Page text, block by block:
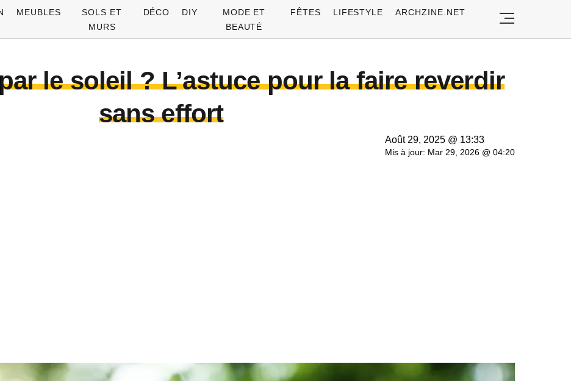
MEUBLES
SOLS ET
MURS
DÉCO DIY
MODE ET
BEAUTÉ
FÊTES LIFESTYLE ARCHZINE.NET
le soleil ? L’astuce pour la faire reverdir
sans effort
Août 29, 2025 @ 13:33
Mis à jour: Mar 29, 2026 @ 04:20